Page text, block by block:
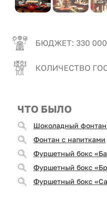
БЮДЖЕТ: 330
КОЛИЧЕСТВО
ЧТО БЫЛО
Шоколадный
Фонтан с напитками
Фуршетный бокс
Фуршетный бокс
Фуршетный бокс